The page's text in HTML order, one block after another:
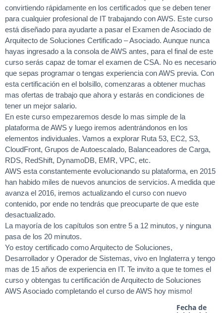
convirtiendo rápidamente en los certificados que se deben tener
para cualquier profesional de IT trabajando con AWS. Este curso
está diseñado para ayudarte a pasar el Examen de Asociado de
Arquitecto de Soluciones Certificado – Asociado. Aunque nunca
hayas ingresado a la consola de AWS antes, para el final de este
curso serás capaz de tomar el examen de CSA. No es necesario
que sepas programar o tengas experiencia con AWS previa. Con
esta certificación en el bolsillo, comenzaras a obtener muchas
mas ofertas de trabajo que ahora y estarás en condiciones de
tener un mejor salario.
En este curso empezaremos desde lo mas simple de la
plataforma de AWS y luego iremos adentrándonos en los
elementos individuales. Vamos a explorar Ruta 53, EC2, S3,
CloudFront, Grupos de Autoescalado, Balanceadores de Carga,
RDS, RedShift, DynamoDB, EMR, VPC, etc.
AWS esta constantemente evolucionando su plataforma, en 2015
han habido miles de nuevos anuncios de servicios. A medida que
avanza el 2016, iremos actualizando el curso con nuevo
contenido, por ende no tendrás que preocuparte de que este
desactualizado.
La mayoría de los capítulos son entre 5 a 12 minutos, y ninguna
pasa de los 20 minutos.
Yo estoy certificado como Arquitecto de Soluciones,
Desarrollador y Operador de Sistemas, vivo en Inglaterra y tengo
mas de 15 años de experiencia en IT. Te invito a que te tomes el
curso y obtengas tu certificación de Arquitecto de Soluciones
AWS Asociado completando el curso de AWS hoy mismo!
Fecha de